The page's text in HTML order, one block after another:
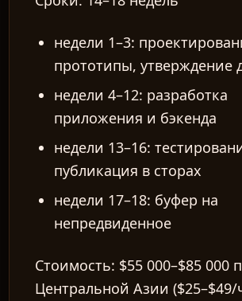
недели 1–3:
прототипы, утверждение
недели 4–12: разработка
приложения и бэкенда
недели 13–16:
публикация в сторах
недели 17–18: буфер на
непредвиденное
Стоимость: $55 000–$85 000
Центральной Азии ($25–$49/